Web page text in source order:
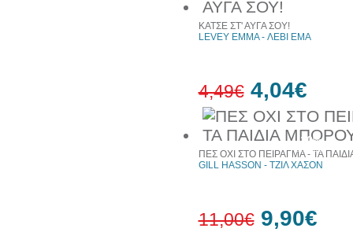
10%
έκπτωση
ΚΑΤΣΕ ΣΤ' ΑΥΓΑ ΣΟΥ!
LEVEY EMMA - ΛΕΒΙ ΕΜΑ
4,49€ 4,04€
ΠΕΣ ΟΧΙ ΣΤΟ ΠΕΙΡΑΓΜΑ - ΤΑ
GILL HASSON - ΤΖΙΛ ΧΑΣΟΝ
11,00€ 9,90€